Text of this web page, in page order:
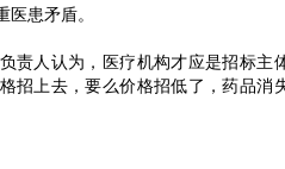
患矛盾。
责人认为，医疗机构才应是招标
招上去，要么价格招低了，药品